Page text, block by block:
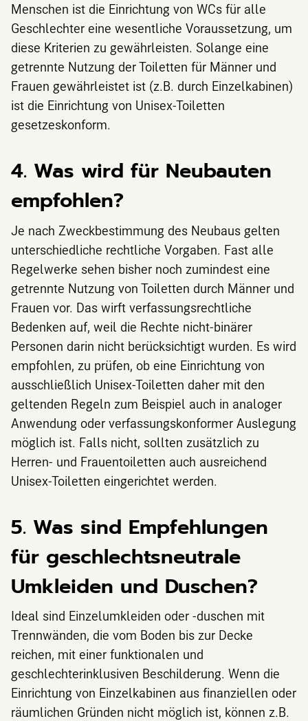
Menschen ist die Einrichtung von WCs für alle
Geschlechter eine wesentliche Voraussetzung, um
diese Kriterien zu gewährleisten. Solange eine
getrennte Nutzung der Toiletten für Männer und
Frauen gewährleistet ist (z.B. durch Einzelkabinen)
ist die Einrichtung von Unisex-Toiletten
gesetzeskonform.
4. Was wird für Neubauten
empfohlen?
Je nach Zweckbestimmung des Neubaus gelten
unterschiedliche rechtliche Vorgaben. Fast alle
Regelwerke sehen bisher noch zumindest eine
getrennte Nutzung von Toiletten durch Männer und
Frauen vor. Das wirft verfassungsrechtliche
Bedenken auf, weil die Rechte nicht-binärer
Personen darin nicht berücksichtigt wurden. Es wird
empfohlen, zu prüfen, ob eine Einrichtung von
ausschließlich Unisex-Toiletten daher mit den
geltenden Regeln zum Beispiel auch in analoger
Anwendung oder verfassungskonformer Auslegung
möglich ist. Falls nicht, sollten zusätzlich zu
Herren- und Frauentoiletten auch ausreichend
Unisex-Toiletten eingerichtet werden.
5. Was sind Empfehlungen
für geschlechtsneutrale
Umkleiden und Duschen?
Ideal sind Einzelumkleiden oder -duschen mit
Trennwänden, die vom Boden bis zur Decke
reichen, mit einer funktionalen und
geschlechterinklusiven Beschilderung. Wenn die
Einrichtung von Einzelkabinen aus finanziellen oder
räumlichen Gründen nicht möglich ist, können z.B.